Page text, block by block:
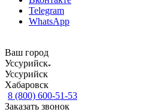
Telegram
WhatsApp
Ваш город
Уссурийск
Уссурийск
Хабаровск
8 (800) 600-51-53
Заказать звонок